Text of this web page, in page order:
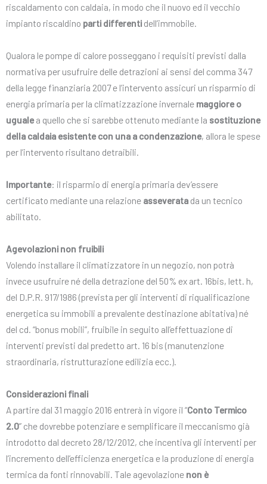
riscaldamento con caldaia, in modo che il nuovo ed il vecchio
impianto riscaldino parti differenti dell’immobile.
Qualora le pompe di calore posseggano i requisiti previsti dalla
normativa per usufruire delle detrazioni ai sensi del comma 347
della legge finanziaria 2007 e l’intervento assicuri un risparmio di
energia primaria per la climatizzazione invernale maggiore o
ugualea quello che si sarebbe ottenuto mediante la sostituzione
della caldaia esistente con una a condenzazione, allora le spese
per l’intervento risultano detraibili.
Importante: il risparmio di energia primaria dev’essere
certificato mediante una relazione asseverata da un tecnico
abilitato.
Agevolazioni non fruibili
Volendo installare il climatizzatore in un negozio, non potrà
invece usufruire né della detrazione del 50% ex art. 16bis, lett. h,
del D.P.R. 917/1986 (prevista per gli interventi di riqualificazione
energetica su immobili a prevalente destinazione abitativa) né
del cd. “bonus mobili”, fruibile in seguito all’effettuazione di
interventi previsti dal predetto art. 16 bis (manutenzione
straordinaria, ristrutturazione edilizia ecc.).
Considerazioni finali
A partire dal 31 maggio 2016 entrerà in vigore il “Conto Termico
2.0” che dovrebbe potenziare e semplificare il meccanismo già
introdotto dal decreto 28/12/2012, che incentiva gli interventi per
l’incremento dell’efficienza energetica e la produzione di energia
termica da fonti rinnovabili. Tale agevolazione non è